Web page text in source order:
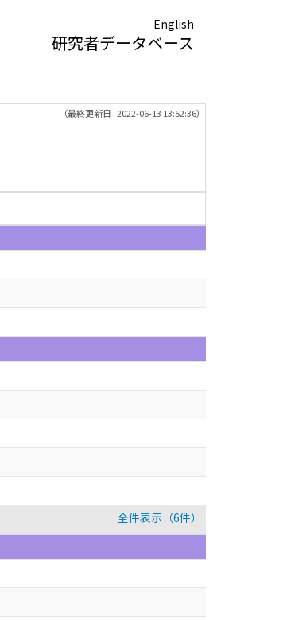
English
研究者データベース
（最終更新日 : 2022-06-13 13:52:36）
全件表示（6件）